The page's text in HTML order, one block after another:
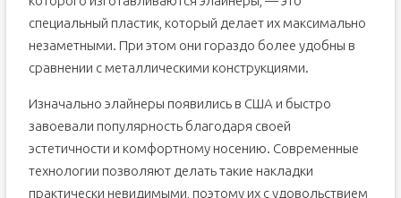
специальный пластик, который делает их максимально
незаметными. При этом они гораздо более удобны в
сравнении с металлическими конструкциями.
Изначально элайнеры появились в США и быстро
завоевали популярность благодаря своей
эстетичности и комфортному носению. Современные
технологии позволяют делать такие накладки
практически невидимыми, поэтому их с удовольствием